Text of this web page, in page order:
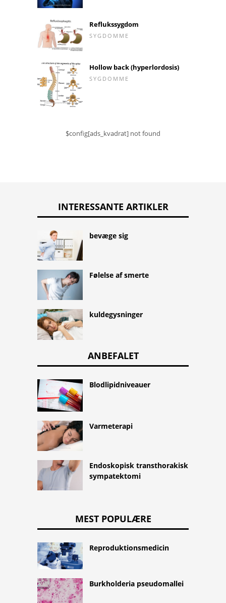
Reflukssygdom
SYGDOMME
Hollow back (hyperlordosis)
SYGDOMME
$config[ads_kvadrat] not found
INTERESSANTE ARTIKLER
bevæge sig
Følelse af smerte
kuldegysninger
ANBEFALET
Blodlipidniveauer
Varmeterapi
Endoskopisk transthorakisk
sympatektomi
MEST POPULÆRE
Reproduktionsmedicin
Burkholderia pseudomallei